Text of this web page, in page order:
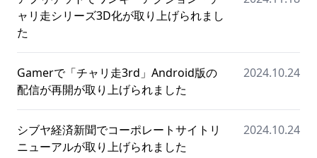
ャリ走シリーズ3D化が取り上げられまし
た
Gamerで「チャリ走3rd」Android版の
配信が再開が取り上げられました
2024.10.24
シブヤ経済新聞でコーポレートサイトリ
ニューアルが取り上げられました
2024.10.24